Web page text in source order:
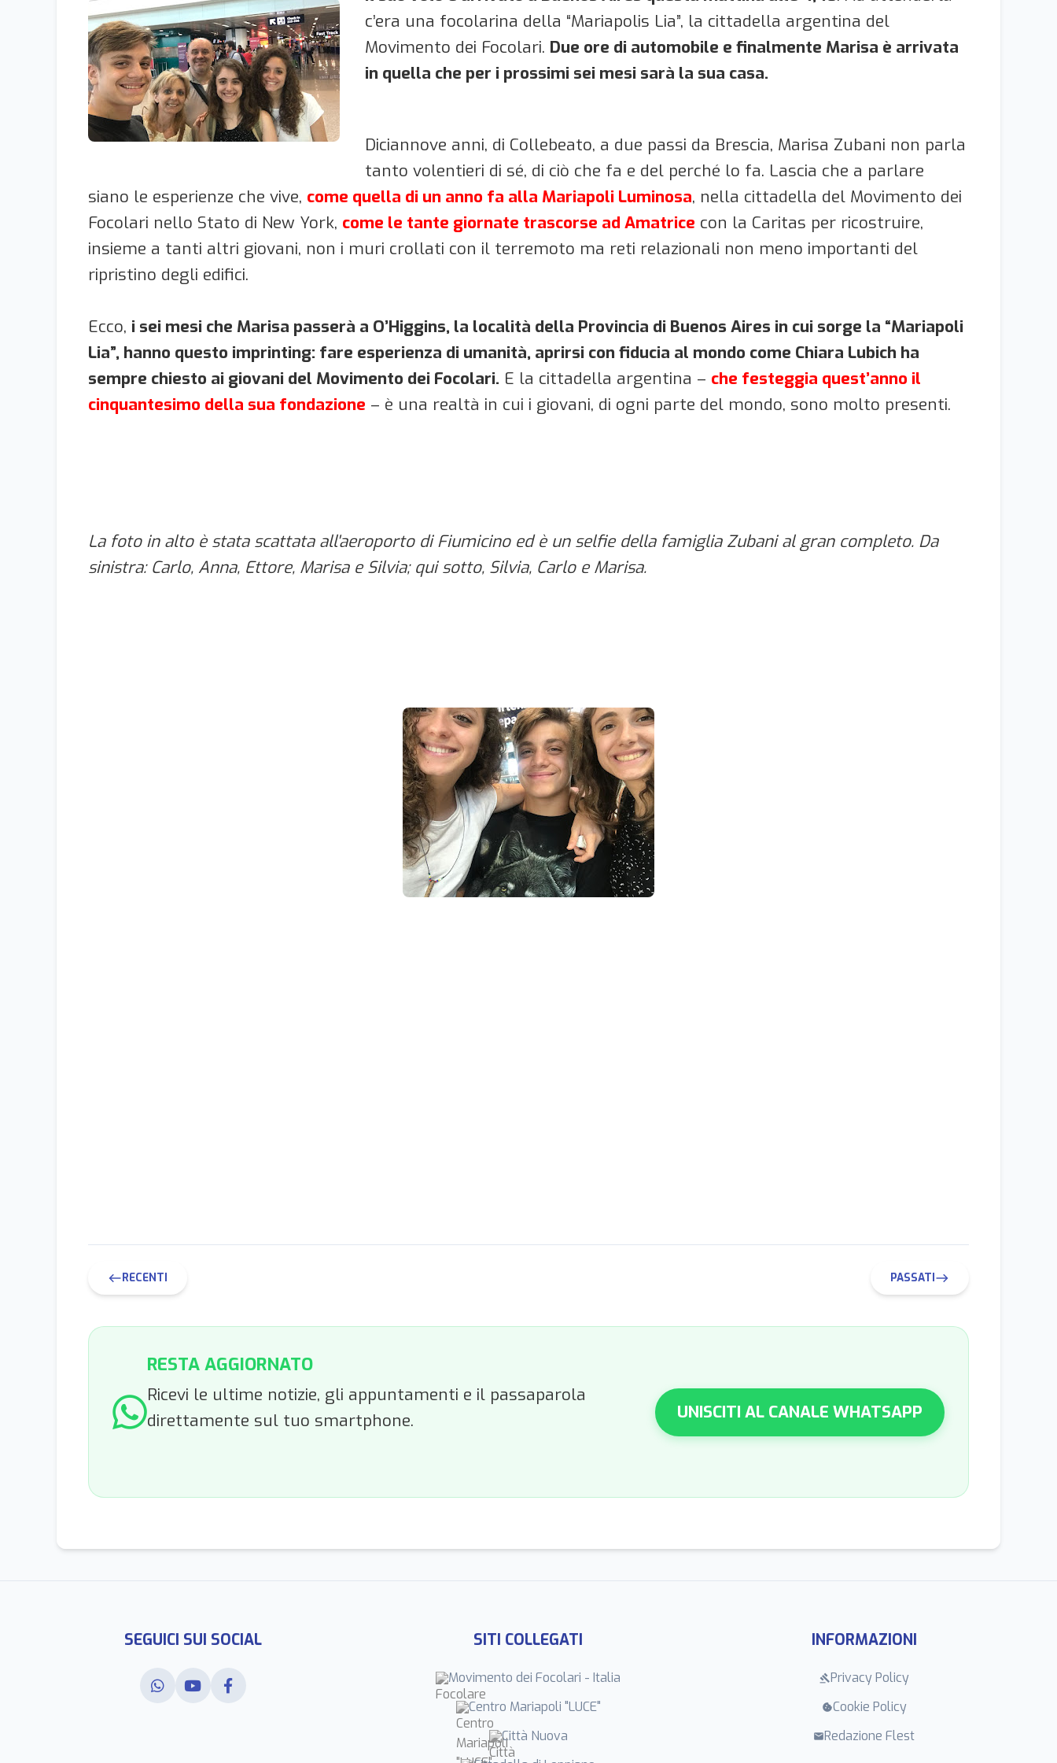
c’era una focolarina della “Mariapolis Lia”, la cittadella argentina del
Movimento dei Focolari. Due ore di automobile e finalmente Marisa è arrivata
in quella che per i prossimi sei mesi sarà la sua casa.
Diciannove anni, di Collebeato, a due passi da Brescia, Marisa Zubani non parla
tanto volentieri di sé, di ciò che fa e del perché lo fa. Lascia che a parlare
siano le esperienze che vive, come quella di un anno fa alla Mariapoli Luminosa, nella cittadella del Movimento dei
Focolari nello Stato di New York, come le tante giornate trascorse ad Amatrice con la Caritas per ricostruire,
insieme a tanti altri giovani, non i muri crollati con il terremoto ma reti relazionali non meno importanti del
ripristino degli edifici.
Ecco, i sei mesi che Marisa passerà a O’Higgins, la località della Provincia di Buenos Aires in cui sorge la “Mariapoli
Lia”, hanno questo imprinting: fare esperienza di umanità, aprirsi con fiducia al mondo come Chiara Lubich ha
sempre chiesto ai giovani del Movimento dei Focolari. E la cittadella argentina – che festeggia quest’anno il
cinquantesimo della sua fondazione – è una realtà in cui i giovani, di ogni parte del mondo, sono molto presenti.
La foto in alto è stata scattata all'aeroporto di Fiumicino ed è un selfie della famiglia Zubani al gran completo. Da
sinistra: Carlo, Anna, Ettore, Marisa e Silvia; qui sotto, Silvia, Carlo e Marisa.
west RECENTI PASSATI east
RESTA AGGIORNATO
Ricevi le ultime notizie, gli appuntamenti e il passaparola
direttamente sul tuo smartphone.
UNISCITI AL CANALE WHATSAPP
SEGUICI SUI SOCIAL SITI COLLEGATI
Movimento dei Focolari - Italia
Centro Mariapoli "LUCE"
Città Nuova
INFORMAZIONI
gavelPrivacy Policy
cookieCookie Policy
mailRedazione Flest